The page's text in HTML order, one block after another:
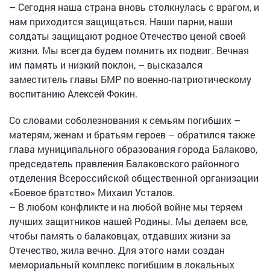
– Сегодня наша страна вновь столкнулась с врагом, и
нам приходится защищаться. Наши парни, наши
солдаты защищают родное Отечество ценой своей
жизни. Мы всегда будем помнить их подвиг. Вечная
им память и низкий поклон, – высказался
заместитель главы БМР по военно-патриотическому
воспитанию Алексей Фокин.
Со словами соболезнования к семьям погибших –
матерям, женам и братьям героев – обратился также
глава муниципального образования города Балаково,
председатель правления Балаковского районного
отделения Всероссийской общественной организации
«Боевое братство» Михаил Усталов.
– В любом конфликте и на любой войне мы теряем
лучших защитников нашей Родины. Мы делаем все,
чтобы память о балаковцах, отдавших жизни за
Отечество, жила вечно. Для этого нами создан
мемориальный комплекс погибшим в локальных